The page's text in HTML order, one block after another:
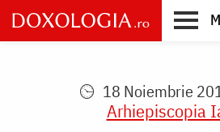
Skip
to
main
18 Noiembrie
Arhiepiscopia